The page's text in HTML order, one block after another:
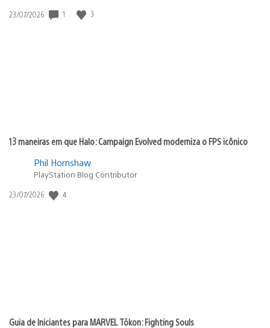
Data
23/07/2026 1 3
13 maneiras em que Halo: Campaign Evolved moderniza o FPS icônico
Phil Hornshaw
PlayStation Blog Contributor
Data
23/07/2026 4
Guia de Iniciantes para MARVEL Tōkon: Fighting Souls